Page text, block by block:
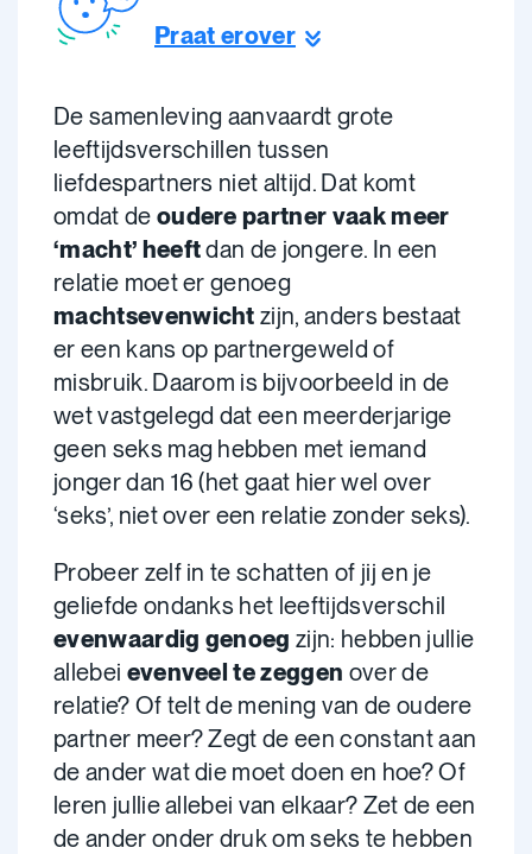
Praat erover
De samenleving aanvaardt grote
leeftijdsverschillen tussen
liefdespartners niet altijd. Dat komt
omdat de oudere partner vaak meer
‘macht’ heeftdan de jongere. In een
relatie moet er genoeg
machtsevenwichtzijn, anders bestaat
er een kans op partnergeweld of
misbruik. Daarom is bijvoorbeeld in de
wet vastgelegd dat een meerderjarige
geen seks mag hebben met iemand
jonger dan 16 (het gaat hier wel over
‘seks’, niet over een relatie zonder seks).
Probeer zelf in te schatten of jij en je
geliefde ondanks het leeftijdsverschil
evenwaardig genoegzijn: hebben jullie
allebei evenveel te zeggen over de
relatie? Of telt de mening van de oudere
partner meer? Zegt de een constant aan
de ander wat die moet doen en hoe? Of
leren jullie allebei van elkaar? Zet de een
de ander onder druk om seks te hebben